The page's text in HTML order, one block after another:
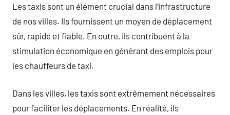
Les taxis sont un élément crucial dans l’infrastructure
de nos villes. Ils fournissent un moyen de déplacement
sûr, rapide et fiable. En outre, ils contribuent à la
stimulation économique en générant des emplois pour
les chauffeurs de taxi.
Dans les villes, les taxis sont extrêmement nécessaires
pour faciliter les déplacements. En réalité, ils